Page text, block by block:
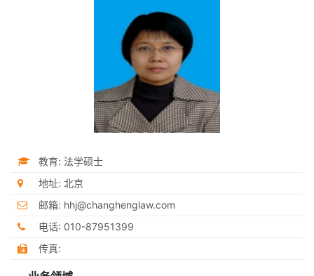
教育: 法学硕士
地址: 北京
邮箱: hhj@changhenglaw.com
电话: 010-87951399
传真: